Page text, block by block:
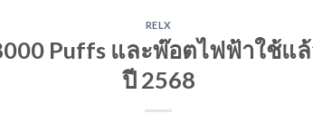
RELX
Puffs และพ๊อตไฟฟ้าใช้แ
ปี 2568